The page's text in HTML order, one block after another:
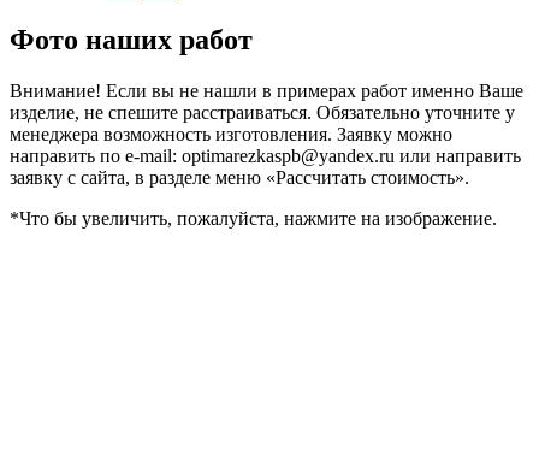
Фото наших работ
Внимание! Если вы не нашли в примерах работ именно Ваше
изделие, не спешите расстраиваться. Обязательно уточните у
менеджера возможность изготовления. Заявку можно
направить по e-mail: optimarezkaspb@yandex.ru или направить
заявку с сайта, в разделе меню «Рассчитать стоимость».
*Что бы увеличить, пожалуйста, нажмите на изображение.